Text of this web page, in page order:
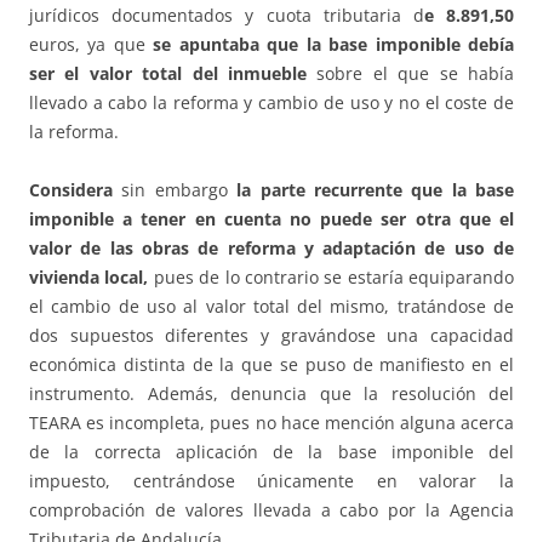
jurídicos documentados y cuota tributaria de 8.891,50
euros, ya quese apuntaba que la base imponible debía
ser el valor total del inmueble sobre el que se había
llevado a cabo la reforma y cambio de uso y no el coste de
la reforma.
Considerasin embargo la parte recurrente que la base
imponible a tener en cuenta no puede ser otra que el
valor de las obras de reforma y adaptación de uso de
vivienda local, pues de lo contrario se estaría equiparando
el cambio de uso al valor total del mismo, tratándose de
dos supuestos diferentes y gravándose una capacidad
económica distinta de la que se puso de manifiesto en el
instrumento. Además, denuncia que la resolución del
TEARA es incompleta, pues no hace mención alguna acerca
de la correcta aplicación de la base imponible del
impuesto, centrándose únicamente en valorar la
comprobación de valores llevada a cabo por la Agencia